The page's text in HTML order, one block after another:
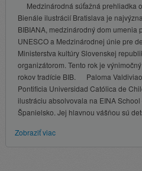
Medzinárodná súťažná prehliadka
Bienále ilustrácií Bratislava je
BIBIANA, medzinárodný dom umenia
UNESCO a Medzinárodnej únie pre
Ministerstva kultúry Slovenskej
organizátorom. Tento rok je
rokov tradície BIB. Paloma
Pontificia Universidad Católica de
ilustráciu absolvovala na EINA
Španielsko. Jej hlavnou vášňou sú
Zobraziť viac